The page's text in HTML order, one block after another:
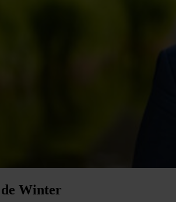
Winter